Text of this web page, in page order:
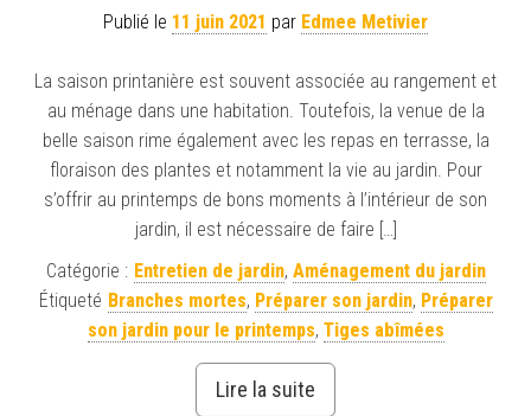
Publié le 11 juin 2021 par Edmee Metivier
La saison printanière est souvent associée au rangement et
au ménage dans une habitation. Toutefois, la venue de la
belle saison rime également avec les repas en terrasse, la
floraison des plantes et notamment la vie au jardin. Pour
s’offrir au printemps de bons moments à l’intérieur de son
jardin, il est nécessaire de faire […]
Catégorie : Entretien de jardin, Aménagement du jardin
Étiqueté Branches mortes, Préparer son jardin, Préparer
son jardin pour le printemps, Tiges abîmées
Lire la suite